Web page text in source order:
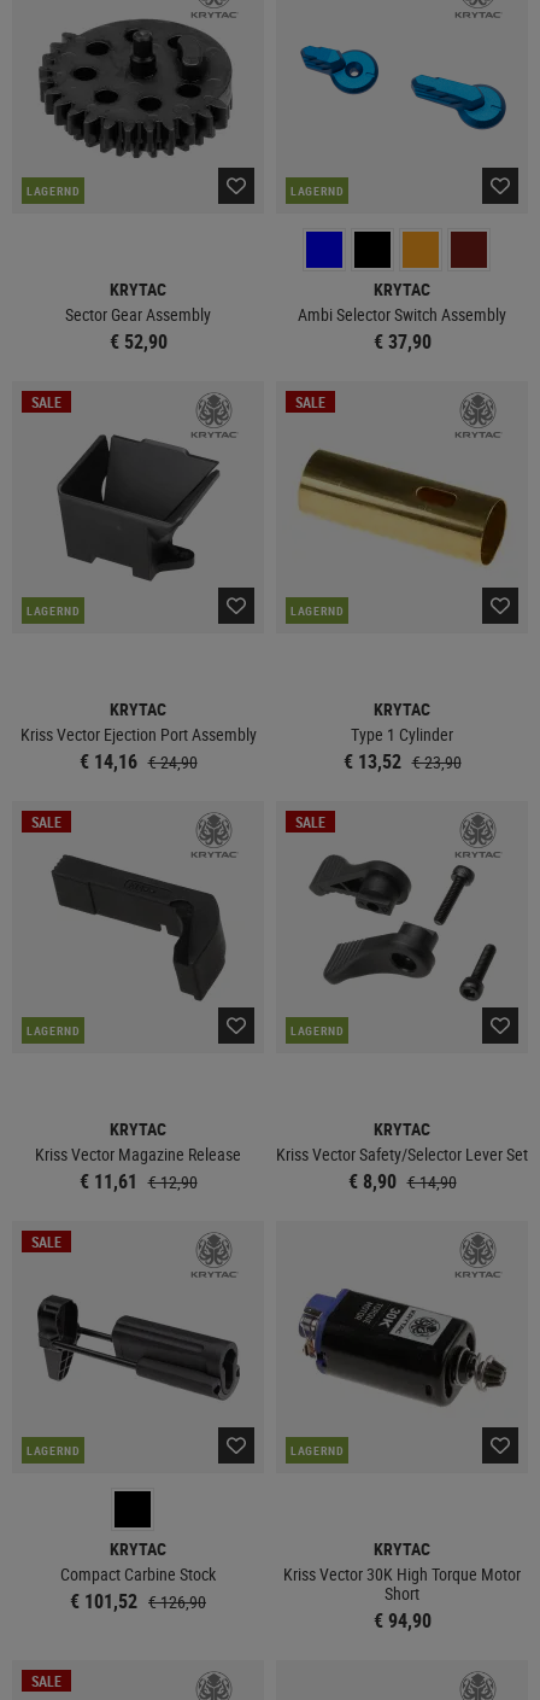
LAGERND
KRYTAC
Sector Gear Assembly
€ 52,90
LAGERND
KRYTAC
Ambi Selector Switch Assembly
€ 37,90
SALE
LAGERND
KRYTAC
Kriss Vector Ejection Port Assembly
€ 14,16 € 24,90
SALE
LAGERND
KRYTAC
Type 1 Cylinder
€ 13,52 € 23,90
SALE
LAGERND
KRYTAC
Kriss Vector Magazine Release
€ 11,61 € 12,90
SALE
LAGERND
KRYTAC
Kriss Vector Safety/Selector Lever Set
€ 8,90 € 14,90
SALE
LAGERND
KRYTAC
Compact Carbine Stock
€ 101,52 € 126,90
LAGERND
KRYTAC
Kriss Vector 30K High Torque Motor
Short
€ 94,90
SALE